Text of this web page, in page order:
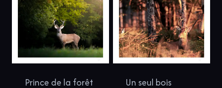
à
319,00 €
à
319,00 €
Prince de la forêt Un seul bois